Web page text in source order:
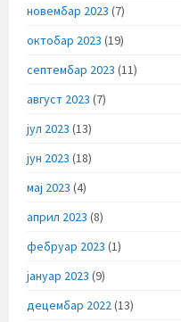
новембар 2023 (7)
октобар 2023 (19)
септембар 2023 (11)
август 2023 (7)
јул 2023 (13)
јун 2023 (18)
мај 2023 (4)
април 2023 (8)
фебруар 2023 (1)
јануар 2023 (9)
децембар 2022 (13)